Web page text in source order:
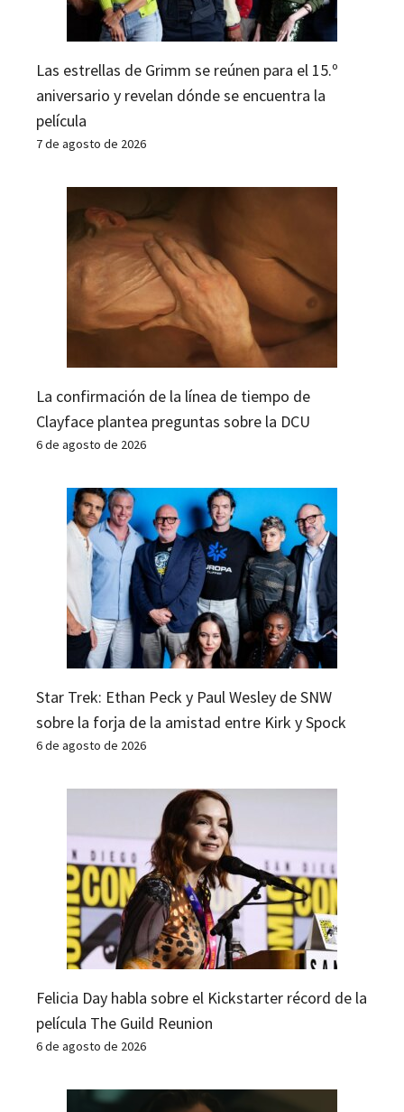
Las estrellas de Grimm se reúnen para el 15.º
aniversario y revelan dónde se encuentra la
película
7 de agosto de 2026
La confirmación de la línea de tiempo de
Clayface plantea preguntas sobre la DCU
6 de agosto de 2026
Star Trek: Ethan Peck y Paul Wesley de SNW
sobre la forja de la amistad entre Kirk y Spock
6 de agosto de 2026
Felicia Day habla sobre el Kickstarter récord de la
película The Guild Reunion
6 de agosto de 2026